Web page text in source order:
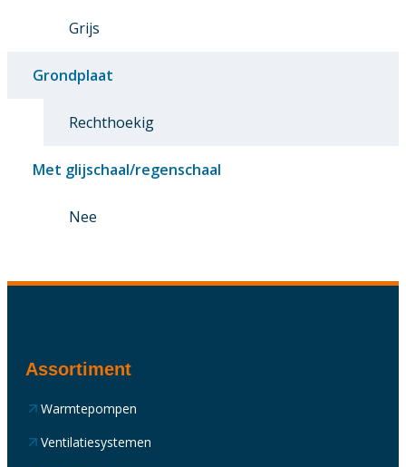
Grijs
Grondplaat
Rechthoekig
Met glijschaal/regenschaal
Nee
Assortiment
Warmtepompen
Ventilatiesystemen